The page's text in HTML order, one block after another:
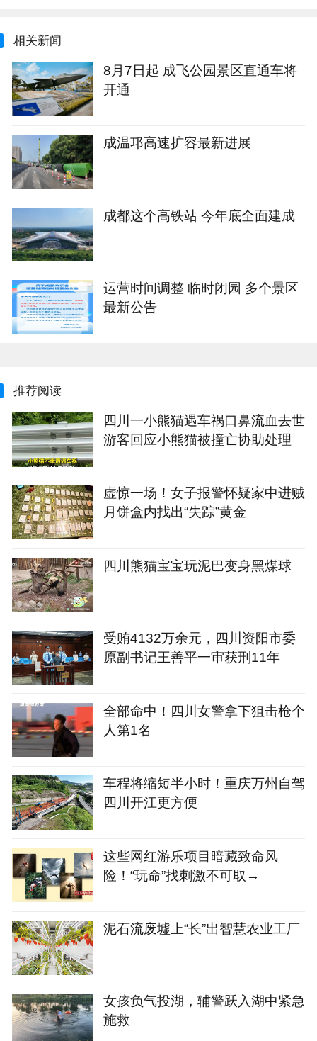
相关新闻
8月7日起 成飞公园景区直通车将
开通
成温邛高速扩容最新进展
成都这个高铁站 今年底全面建成
运营时间调整 临时闭园 多个景区
最新公告
推荐阅读
四川一小熊猫遇车祸口鼻流血去世
游客回应小熊猫被撞亡协助处理
虚惊一场！女子报警怀疑家中进贼
月饼盒内找出“失踪”黄金
四川熊猫宝宝玩泥巴变身黑煤球
受贿4132万余元，四川资阳市委
原副书记王善平一审获刑11年
全部命中！四川女警拿下狙击枪个
人第1名
车程将缩短半小时！重庆万州自驾
四川开江更方便
这些网红游乐项目暗藏致命风
险！“玩命”找刺激不可取→
泥石流废墟上“长”出智慧农业工厂
女孩负气投湖，辅警跃入湖中紧急
施救